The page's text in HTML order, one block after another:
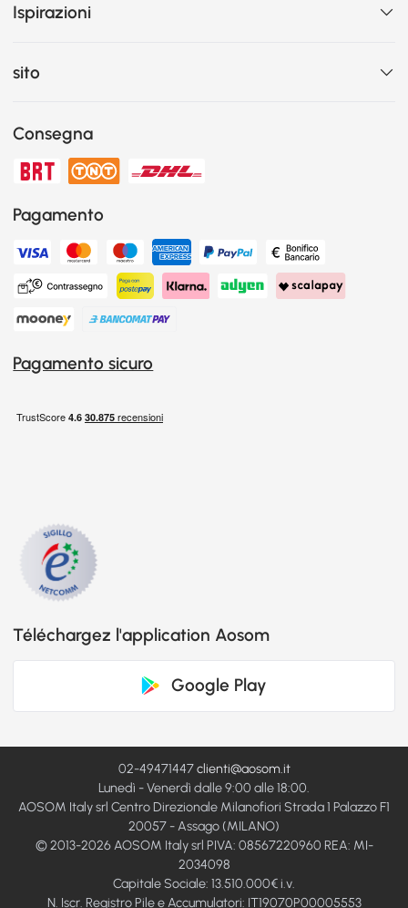
Ispirazioni
sito
Consegna
Pagamento
Pagamento sicuro
Téléchargez l'application Aosom
Google Play
02-49471447clienti@aosom.it
Lunedì - Venerdì dalle 9:00 alle 18:00.
AOSOM Italy srl Centro Direzionale Milanofiori Strada 1 Palazzo F1
20057 - Assago (MILANO)
© 2013-2026 AOSOM Italy srl PIVA: 08567220960 REA: MI-
2034098
Capitale Sociale: 13.510.000€ i.v.
N. Iscr. Registro Pile e Accumulatori: IT19070P00005553